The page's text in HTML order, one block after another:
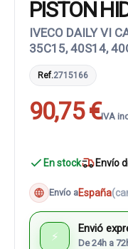
PISTON
IVECO DAILY VI
35C15, 40S14,
Ref.2715166
90,75 €IVA
En stock Envío
Envío aEspaña
⚡
Envió
De 24h a